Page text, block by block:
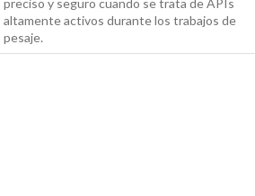
altamente activos durante los trabajos de
pesaje.